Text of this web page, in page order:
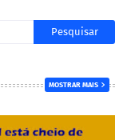
MOSTRAR MAIS